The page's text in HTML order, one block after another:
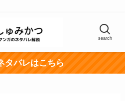
search
タバレはこちら